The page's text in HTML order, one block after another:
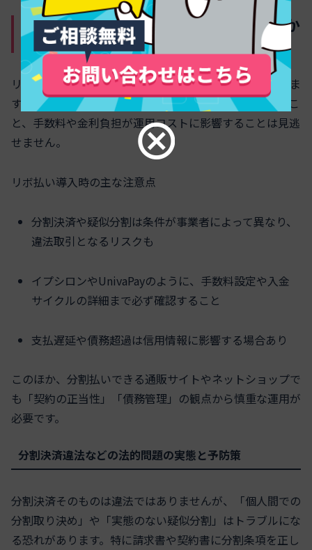
リボ払いのリスク・注意点と法的観点か
らの理解
リボ払いには下記のようなリスクや注意点も存在していま
す。分割決済サービスの利用時には各所定の審査があるこ
と、手数料や金利負担が運用コストに影響することは見逃
せません。
リボ払い導入時の主な注意点
分割決済や疑似分割は条件が事業者によって異なり、
違法取引となるリスクも
イプシロンやUnivaPayのように、手数料設定や入金
サイクルの詳細まで必ず確認すること
支払遅延や債務超過は信用情報に影響する場合あり
このほか、分割払いできる通販サイトやネットショップで
も「契約の正当性」「債務管理」の観点から慎重な運用が
必要です。
分割決済違法などの法的問題の実態と予防策
分割決済そのものは違法ではありませんが、「個人間での
分割取り決め」や「実態のない疑似分割」はトラブルにな
る恐れがあります。特に請求書や契約書に分割条項を正し